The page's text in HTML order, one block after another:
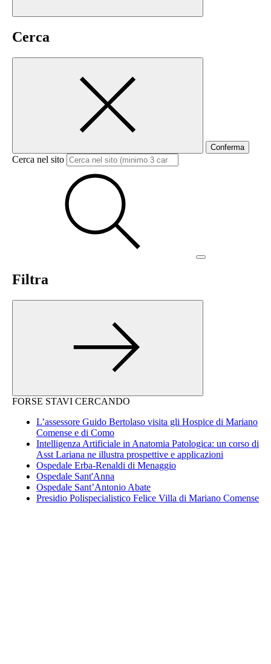
Cerca
Conferma
Cerca nel sito
Filtra
FORSE STAVI CERCANDO
L’assessore Guido Bertolaso visita gli Hospice di Mariano
Comense e di Como
Intelligenza Artificiale in Anatomia Patologica: un corso di
Asst Lariana ne illustra prospettive e applicazioni
Ospedale Erba-Renaldi di Menaggio
Ospedale Sant'Anna
Ospedale Sant’Antonio Abate
Presidio Polispecialistico Felice Villa di Mariano Comense